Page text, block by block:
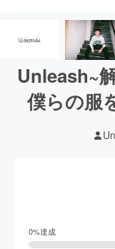
Unleash~
僕らの服
0%達成